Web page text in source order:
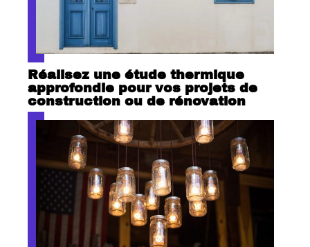
Réalisez une étude thermique
approfondie pour vos projets de
construction ou de rénovation